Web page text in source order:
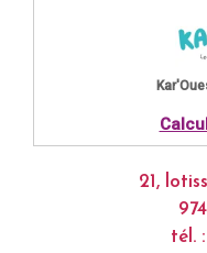
21,
tél. :